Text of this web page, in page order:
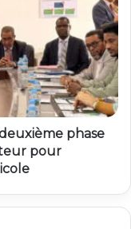
phase
pour